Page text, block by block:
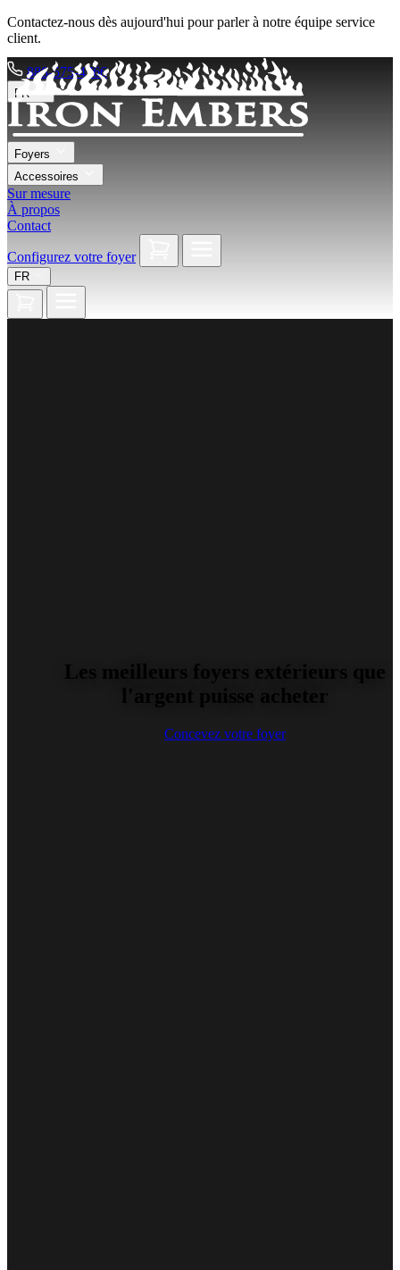
Contactez-nous dès aujourd'hui pour parler à notre équipe service
client.
888-575-4766
FR
Foyers
Accessoires
Sur mesure
À propos
Contact
Configurez votre foyer
FR
Les meilleurs foyers extérieurs que
l'argent puisse acheter
Concevez votre foyer